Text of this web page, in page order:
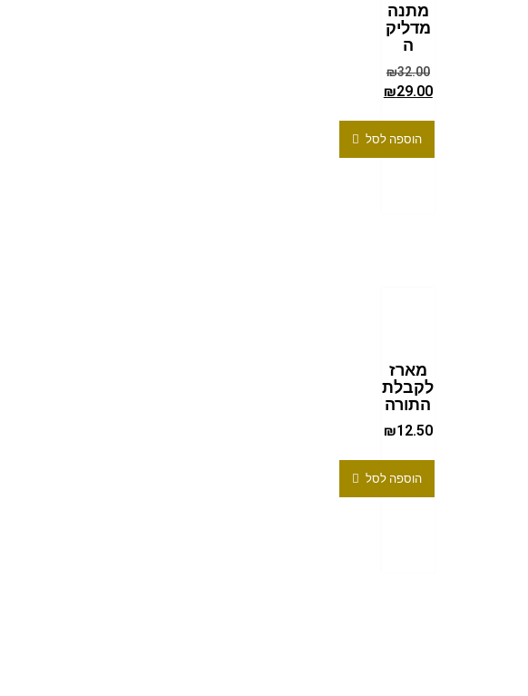
מתנה
מדליק
ה
₪32.00
₪29.00
הוספה לסל
מארז
לקבלת
התורה
₪12.50
הוספה לסל